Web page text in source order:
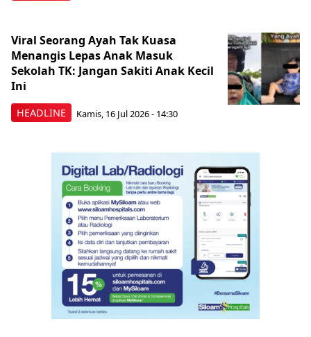
HEADLINE
Viral Seorang Ayah Tak Kuasa
Menangis Lepas Anak Masuk
Sekolah TK: Jangan Sakiti Anak Kecil
Ini
Kamis, 16 Jul 2026 - 14:30